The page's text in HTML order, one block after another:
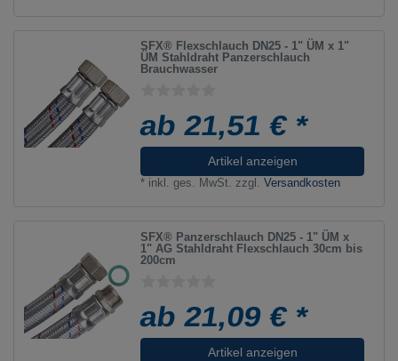
SFX® Flexschlauch DN25 - 1" ÜM x 1"
ÜM Stahldraht Panzerschlauch
Brauchwasser
ab 21,51 € *
Artikel anzeigen
* inkl. ges. MwSt. zzgl.Versandkosten
SFX® Panzerschlauch DN25 - 1" ÜM x
1" AG Stahldraht Flexschlauch 30cm bis
200cm
ab 21,09 € *
Artikel anzeigen